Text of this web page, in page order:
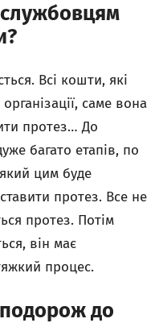
Всі кошти, які
саме вона
протез… До
багато етапів, по
цим буде
протез. Все не
протез. Потім
він має
процес.
подорож до